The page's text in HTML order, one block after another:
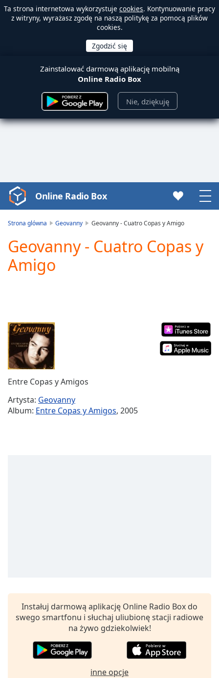
Ta strona internetowa wykorzystuje cookies. Kontynuowanie pracy
z witryny, wyrażasz zgodę na naszą politykę za pomocą plików
cookies.
Zainstalować darmową aplikację mobilną
Online Radio Box
Nie, dziękuję
Video
Player
Play
Video
Play
Current
Time0:00
Duration-:-
Loaded:
Stream
TypeLIVE
Seek to
live,
off,
selected
subtitles
settings ,
Online Radio Box
Strona glówna Geovanny Geovanny - Cuatro Copas y Amigo
Geovanny - Cuatro Copas y
Amigo
Entre Copas y Amigos
Artysta: Geovanny
Album: Entre Copas y Amigos, 2005
Instałuj darmową aplikację Online Radio Box do
swego smartfonu i słuchaj uliubionę stacji radiowe
na żywo gdziekolwiek!
inne opcje